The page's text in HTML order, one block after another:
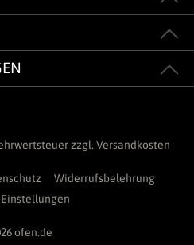
zzgl. Versandkosten
Widerrufsbelehrung
ofen.de